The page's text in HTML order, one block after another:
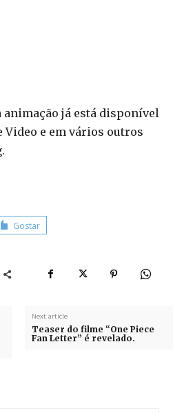
já está disponível
e em vários outros
Gostar
Next article
Teaser do filme “One Piece
Fan Letter” é revelado.